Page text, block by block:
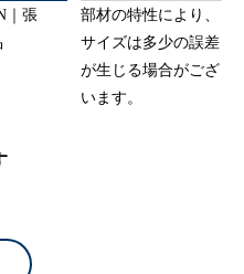
｜張
部材の特性により、
サイズは多少の誤差
が生じる場合がござ
います。